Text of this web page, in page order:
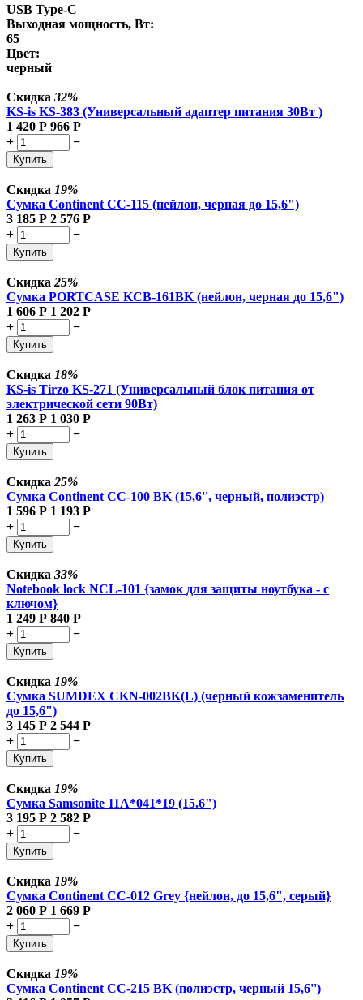
USB Type-C
Выходная мощность, Вт:
65
Цвет:
черный
Скидка 32%
KS-is KS-383 (Универсальный адаптер питания 30Вт )
1 420 Р 966 Р
+
−
Купить
Скидка 19%
Сумка Continent CC-115 (нейлон, черная до 15,6")
3 185 Р 2 576 Р
+
−
Купить
Скидка 25%
Сумка PORTCASE KCB-161BK (нейлон, черная до 15,6")
1 606 Р 1 202 Р
+
−
Купить
Скидка 18%
KS-is Tirzo KS-271 (Универсальный блок питания от
электрической сети 90Вт)
1 263 Р 1 030 Р
+
−
Купить
Скидка 25%
Сумка Continent CC-100 BK (15,6'', черный, полиэстр)
1 596 Р 1 193 Р
+
−
Купить
Скидка 33%
Notebook lock NCL-101 {замок для защиты ноутбука - с
ключом}
1 249 Р 840 Р
+
−
Купить
Скидка 19%
Сумка SUMDEX CKN-002BK(L) (черный кожзаменитель
до 15,6")
3 145 Р 2 544 Р
+
−
Купить
Скидка 19%
Сумка Samsonite 11A*041*19 (15.6")
3 195 Р 2 582 Р
+
−
Купить
Скидка 19%
Сумка Continent CC-012 Grey {нейлон, до 15,6", серый}
2 060 Р 1 669 Р
+
−
Купить
Скидка 19%
Сумка Continent CC-215 BK (полиэстр, черный 15,6'')